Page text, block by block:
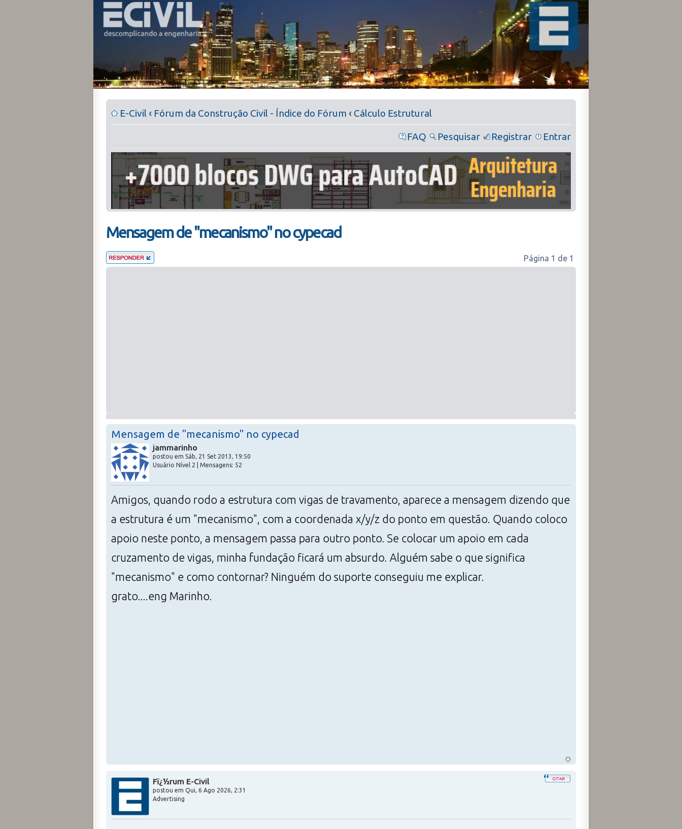
E-Civil‹ Fórum da Construção Civil - Índice do Fórum ‹ Cálculo Estrutural
FAQ Pesquisar Registrar Entrar
Mensagem de "mecanismo" no cypecad
Página 1 de 1
Mensagem de "mecanismo" no cypecad
jammarinho
postou em Sáb, 21 Set 2013, 19:50
Usuário Nível 2 | Mensagens: 52
Amigos, quando rodo a estrutura com vigas de travamento, aparece a mensagem dizendo que
a estrutura é um "mecanismo", com a coordenada x/y/z do ponto em questão. Quando coloco
apoio neste ponto, a mensagem passa para outro ponto. Se colocar um apoio em cada
cruzamento de vigas, minha fundação ficará um absurdo. Alguém sabe o que significa
"mecanismo" e como contornar? Ninguém do suporte conseguiu me explicar.
grato....eng Marinho.
Fï¿½rum E-Civil
postou em Qui, 6 Ago 2026, 2:31
Advertising